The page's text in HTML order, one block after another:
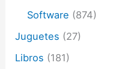
Software (874)
Juguetes (27)
Libros (181)